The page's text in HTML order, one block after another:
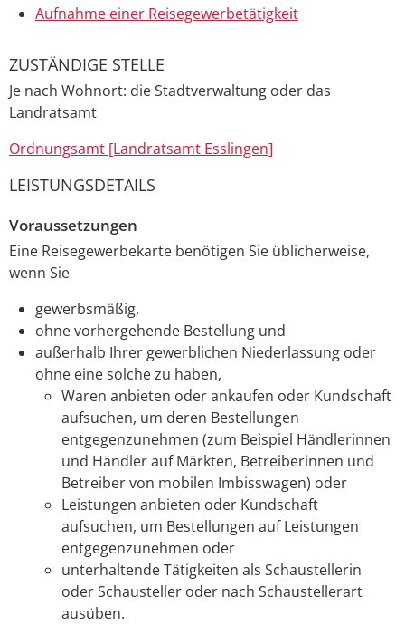
Aufnahme einer Reisegewerbetätigkeit
ZUSTÄNDIGE STELLE
Je nach Wohnort: die Stadtverwaltung oder das
Landratsamt
Ordnungsamt [Landratsamt Esslingen]
LEISTUNGSDETAILS
Voraussetzungen
Eine Reisegewerbekarte benötigen Sie üblicherweise,
wenn Sie
gewerbsmäßig,
ohne vorhergehende Bestellung und
außerhalb Ihrer gewerblichen Niederlassung oder
ohne eine solche zu haben,
Waren anbieten oder ankaufen oder Kundschaft
aufsuchen, um deren Bestellungen
entgegenzunehmen (zum Beispiel Händlerinnen
und Händler auf Märkten, Betreiberinnen und
Betreiber von mobilen Imbisswagen) oder
Leistungen anbieten oder Kundschaft
aufsuchen, um Bestellungen auf Leistungen
entgegenzunehmen oder
unterhaltende Tätigkeiten als Schaustellerin
oder Schausteller oder nach Schaustellerart
ausüben.